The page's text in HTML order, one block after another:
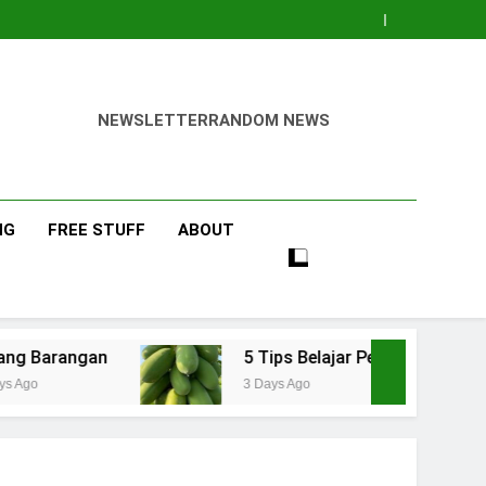
NEWSLETTERRANDOM NEWS
FREE STUFF ABOUT
5 Tips Belajar Pengetahuan Baru Bidang
3 Days Ago